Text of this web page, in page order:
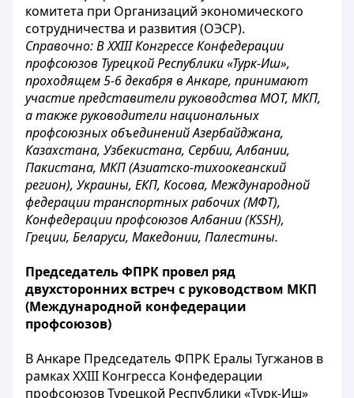
комитета при Организаций экономического
сотрудничества и развития (ОЭСР).
Справочно:В XXIII Конгрессе Конфедерации
профсоюзов Турецкой Республики «Турк-Иш»,
проходящем 5-6 декабря в Анкаре, принимают
участие представители руководства МОТ, МКП,
а также руководители национальных
профсоюзных объединенийАзербайджана,
Казахстана, Узбекистана, Сербии, Албании,
Пакистана, МКП (Азиатско-тихоокеанский
регион), Украины, ЕКП, Косова, Международной
федерации транспортных рабочих (МФТ),
Конфедерации профсоюзов Албании (KSSH),
Греции, Беларуси, Македонии, Палестины.
Председатель ФПРК провел ряд
двухсторонних встреч с руководством МКП
(Международной конфедерации
профсоюзов)
В Анкаре Председатель ФПРК Ералы Тугжанов в
рамках XXIII Конгресса Конфедерации
профсоюзов Турецкой Республики «Турк-Иш»